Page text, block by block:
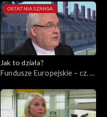
OSTATNIA SZANSA
Jak to działa?
Fundusze Europejskie – cz. 8,